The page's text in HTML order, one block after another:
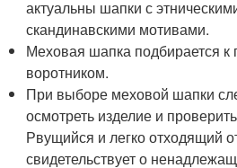
актуальны шапки с
скандинавскими мотивами.
Меховая шапка подбирается к
воротником.
При выборе меховой шапки
осмотреть изделие и
Рвущийся и легко отходящий
свидетельствует о